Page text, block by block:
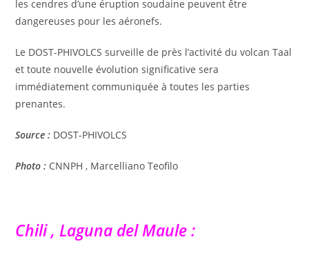
les cendres d’une éruption soudaine peuvent être
dangereuses pour les aéronefs.
Le DOST-PHIVOLCS surveille de près l’activité du volcan Taal
et toute nouvelle évolution significative sera
immédiatement communiquée à toutes les parties
prenantes.
Source : DOST-PHIVOLCS
Photo : CNNPH , Marcelliano Teofilo
Chili , Laguna del Maule :